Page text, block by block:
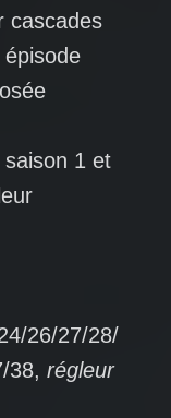
cascades
épisode
saison 1 et
26/27/28/
38, régleur